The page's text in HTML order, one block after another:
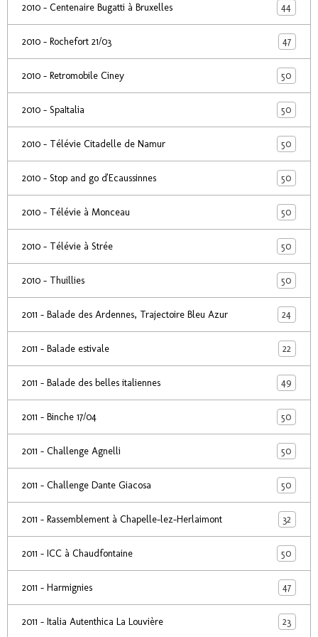
2010 - Centenaire Bugatti à Bruxelles 44
2010 - Rochefort 21/03 47
2010 - Retromobile Ciney 50
2010 - SpaItalia 50
2010 - Télévie Citadelle de Namur 50
2010 - Stop and go d'Ecaussinnes 50
2010 - Télévie à Monceau 50
2010 - Télévie à Strée 50
2010 - Thuillies 50
2011 - Balade des Ardennes, Trajectoire Bleu Azur 24
2011 - Balade estivale 22
2011 - Balade des belles italiennes 49
2011 - Binche 17/04 50
2011 - Challenge Agnelli 50
2011 - Challenge Dante Giacosa 50
2011 - Rassemblement à Chapelle-lez-Herlaimont 32
2011 - ICC à Chaudfontaine 50
2011 - Harmignies 47
2011 - Italia Autenthica La Louvière 23